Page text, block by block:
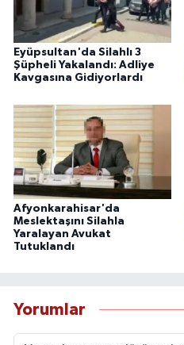
Eyüpsultan'da Silahlı 3
Şüpheli Yakalandı: Adliye
Kavgasına Gidiyorlardı
Afyonkarahisar'da
Meslektaşını Silahla
Yaralayan Avukat
Tutuklandı
Yorumlar